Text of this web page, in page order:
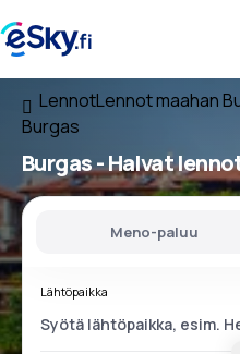
LennotLennot maahan
Burgas
Burgas - Halvat
Meno-paluu
Lähtöpaikka